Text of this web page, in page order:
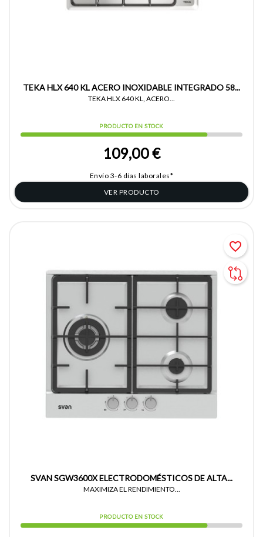
TEKA HLX 640 KL ACERO INOXIDABLE INTEGRADO 58...
TEKA HLX 640 KL, ACERO...
PRODUCTO EN STOCK
109,00 €
Envío 3-6 días laborales*
VER PRODUCTO
SVAN SGW3600X ELECTRODOMÉSTICOS DE ALTA...
MAXIMIZA EL RENDIMIENTO...
PRODUCTO EN STOCK
favorite_border